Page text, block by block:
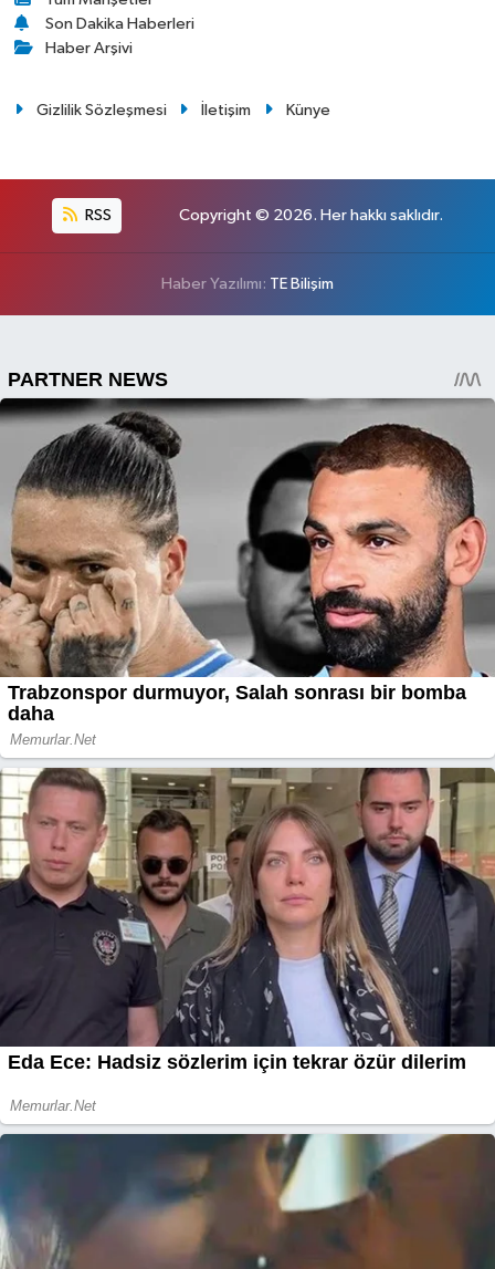
Son Dakika Haberleri
Haber Arşivi
Gizlilik Sözleşmesi İletişim Künye
RSS Copyright © 2026. Her hakkı saklıdır.
Haber Yazılımı: TE Bilişim